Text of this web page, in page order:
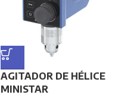
AGITADOR DE HÉLICE
MINISTAR